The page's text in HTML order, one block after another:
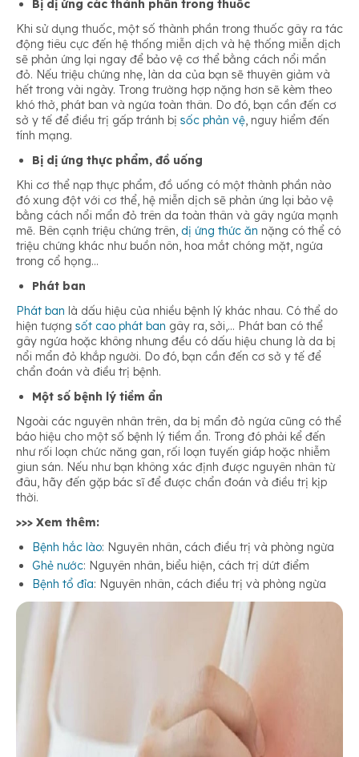
Bị dị ứng các thành phần trong thuốc
Khi sử dụng thuốc, một số thành phần trong thuốc gây ra tác
động tiêu cực đến hệ thống miễn dịch và hệ thống miễn dịch
sẽ phản ứng lại ngay để bảo vệ cơ thể bằng cách nổi mẩn
đỏ. Nếu triệu chứng nhẹ, làn da của bạn sẽ thuyên giảm và
hết trong vài ngày. Trong trường hợp nặng hơn sẽ kèm theo
khó thở, phát ban và ngứa toàn thân. Do đó, bạn cần đến cơ
sở y tế để điều trị gấp tránh bị sốc phản vệ, nguy hiểm đến
tính mạng.
Bị dị ứng thực phẩm, đồ uống
Khi cơ thể nạp thực phẩm, đồ uống có một thành phần nào
đó xung đột với cơ thể, hệ miễn dịch sẽ phản ứng lại bảo vệ
bằng cách nổi mẩn đỏ trên da toàn thân và gây ngứa mạnh
mẽ. Bên cạnh triệu chứng trên, dị ứng thức ăn nặng có thể có
triệu chứng khác như buồn nôn, hoa mắt chóng mặt, ngứa
trong cổ họng…
Phát ban
Phát ban là dấu hiệu của nhiều bệnh lý khác nhau. Có thể do
hiện tượng sốt cao phát ban gây ra, sởi,… Phát ban có thể
gây ngứa hoặc không nhưng đều có dấu hiệu chung là da bị
nổi mẩn đỏ khắp người. Do đó, bạn cần đến cơ sở y tế để
chẩn đoán và điều trị bệnh.
Một số bệnh lý tiềm ẩn
Ngoài các nguyên nhân trên, da bị mẩn đỏ ngứa cũng có thể
báo hiệu cho một số bệnh lý tiềm ẩn. Trong đó phải kể đến
như rối loạn chức năng gan, rối loạn tuyến giáp hoặc nhiễm
giun sán. Nếu như bạn không xác định được nguyên nhân từ
đâu, hãy đến gặp bác sĩ để được chẩn đoán và điều trị kịp
thời.
>>> Xem thêm:
Bệnh hắc lào: Nguyên nhân, cách điều trị và phòng ngừa
Ghẻ nước: Nguyên nhân, biểu hiện, cách trị dứt điểm
Bệnh tổ đỉa: Nguyên nhân, cách điều trị và phòng ngừa